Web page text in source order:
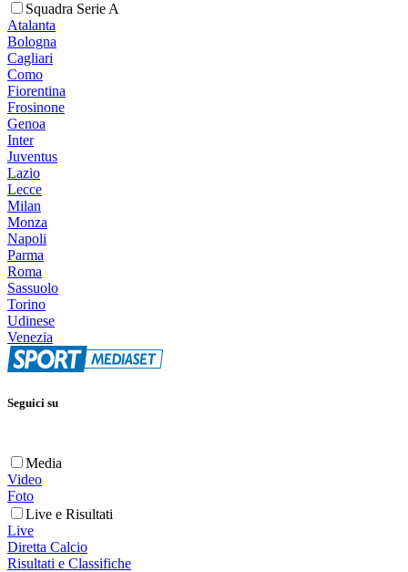
Squadra Serie A
Atalanta
Bologna
Cagliari
Como
Fiorentina
Frosinone
Genoa
Inter
Juventus
Lazio
Lecce
Milan
Monza
Napoli
Parma
Roma
Sassuolo
Torino
Udinese
Venezia
Seguici su
Media
Video
Foto
Live e Risultati
Live
Diretta Calcio
Risultati e Classifiche